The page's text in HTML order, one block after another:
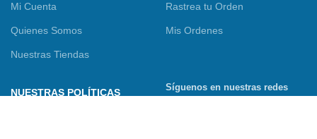
Mi Cuenta
Quienes Somos
Nuestras Tiendas
Rastrea tu Orden
Mis Ordenes
NUESTRAS POLÍTICAS
Síguenos en nuestras redes